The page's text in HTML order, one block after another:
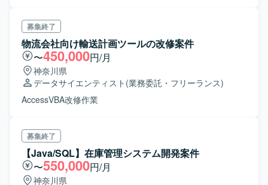
募集終了
物流会社向け輸送計画ツールの改修案件
〜450,000円/月
神奈川県
データサイエンティスト (業務委託・フリーランス)
AccessVBA改修作業
募集終了
【Java/SQL】在庫管理システム開発案件
〜550,000円/月
神奈川県